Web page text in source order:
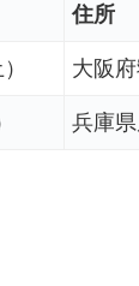
住所
大阪
兵庫